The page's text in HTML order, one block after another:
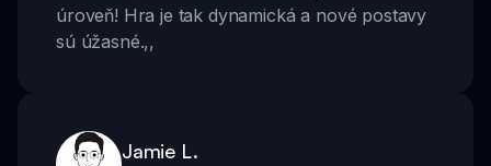
úroveň! Hra je tak dynamická a nové postavy
sú úžasné.,,
Jamie L.